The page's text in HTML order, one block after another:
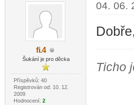
fi.4
Šukání je pro děcka
Příspěvků: 40
Registrován od: 10. 12.
2009
Hodnocení: 2
04. 06.
Ticho